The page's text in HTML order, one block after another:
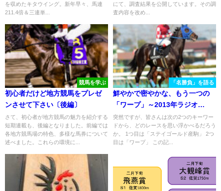
を収めたキタウイング。新年早々、馬連
211.4倍＆三連単...
にて、調査結果を公開しています。その調
査内容を改め...
競馬を学ぶ
初心者だけど地方競馬をプレゼ
ンさせて下さい〔後編〕
さて、初心者が地方競馬の魅力を紹介する
短期連載も、後編となりました。前編では
各地方競馬場の特色、多様な馬券について
述べました。これらの環境に...
「名勝負」を語る
鮮やかで密やかな、もう一つの
「ワープ」～2013年ラジオ
NIKKEI賞・ケイアイチョウサン
～
突然ですが、皆さんは次の2つのキーワー
ドから、どのレースを思い浮かべるだろう
か。 1つ目は「ステイゴールド産駒」 2つ
目は「ワープ」 この記...